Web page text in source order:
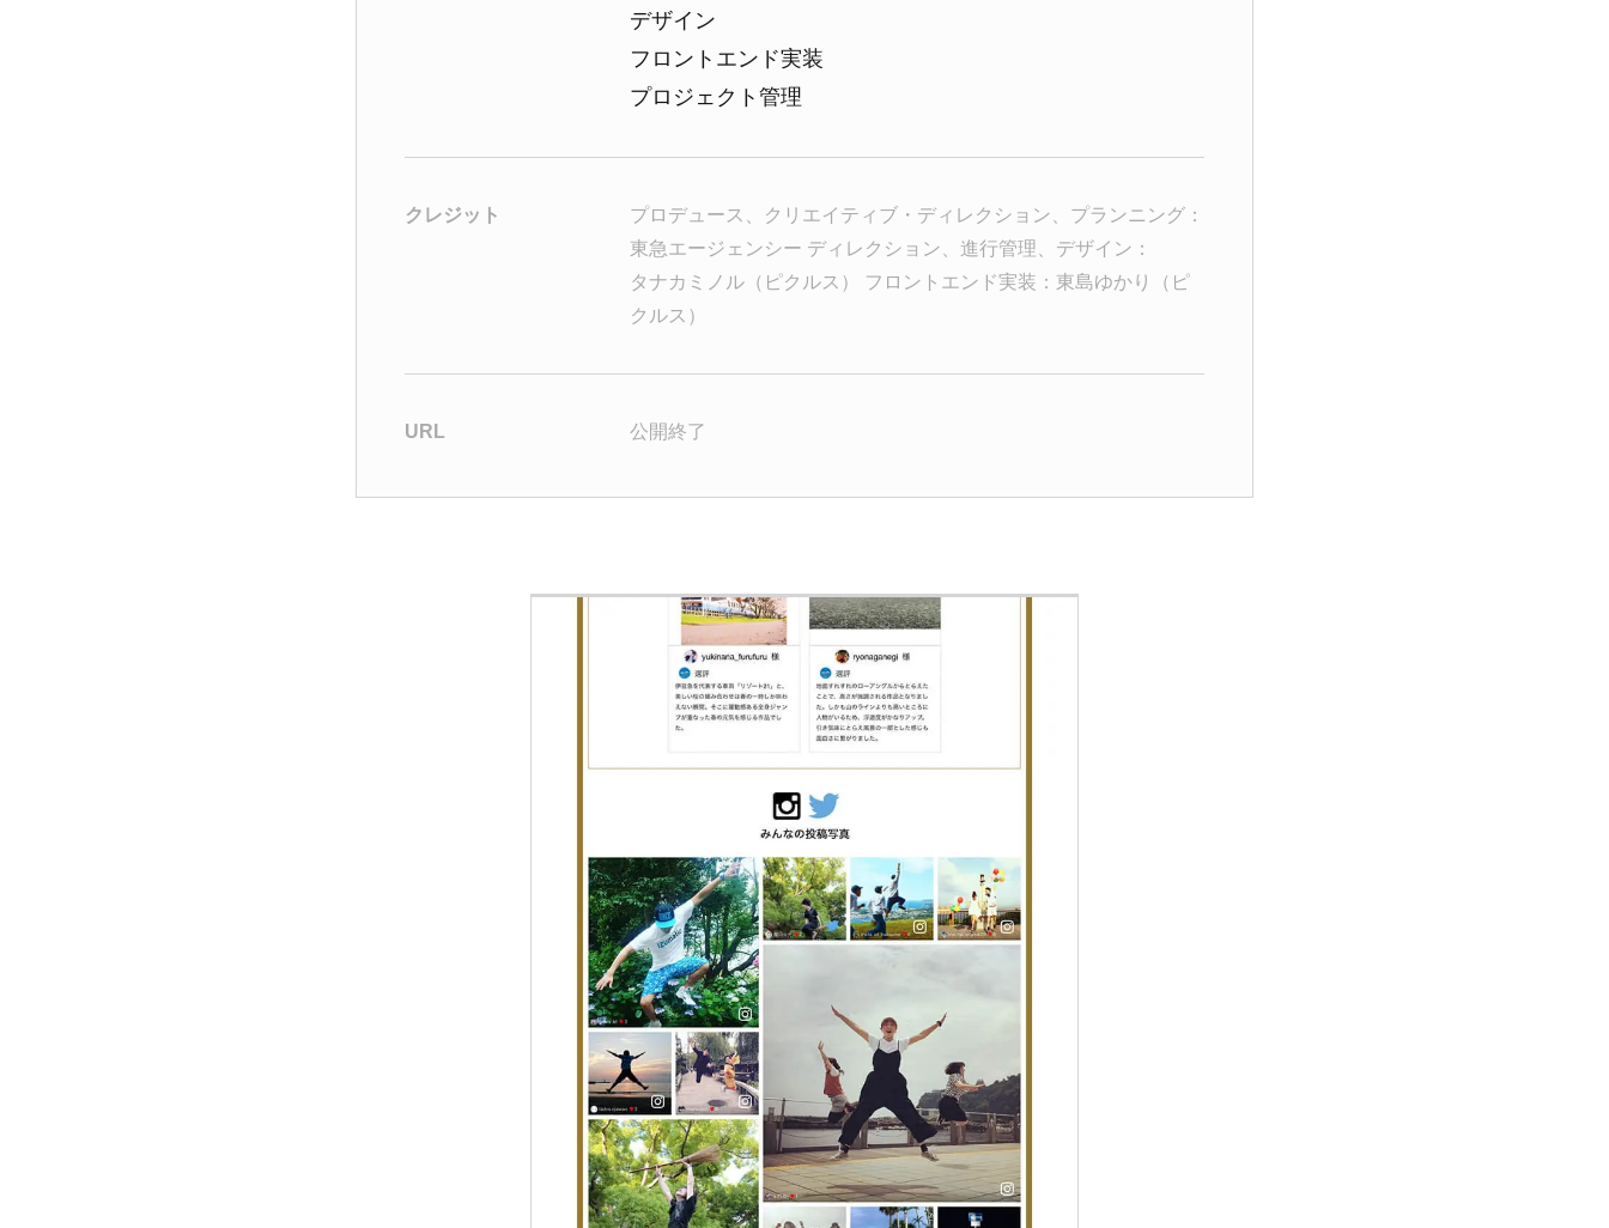
デザイン
フロントエンド実装
プロジェクト管理
クレジット
プロデュース、クリエイティブ・ディレクション、プランニング：
東急エージェンシー ディレクション、進行管理、デザイン：
タナカミノル（ピクルス）
フロントエンド実装：東島ゆかり（ピ
クルス）
URL 公開終了